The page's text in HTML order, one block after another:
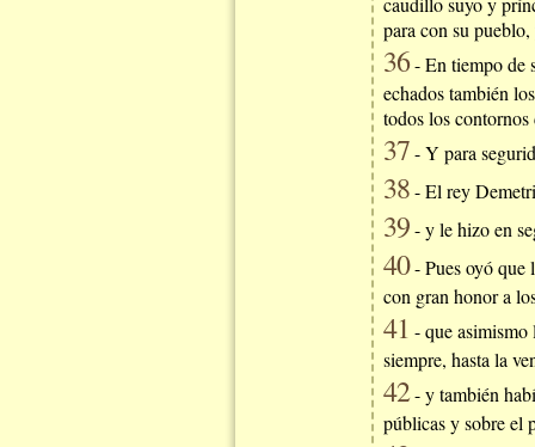
para con su
36- En tiempo de
echados también
todos los
37- Y para
38- El rey
39- y le hizo en
40- Pues oyó que
con gran honor a
41 - que asimismo
siempre, hasta la
42- y también
públicas y sobre el